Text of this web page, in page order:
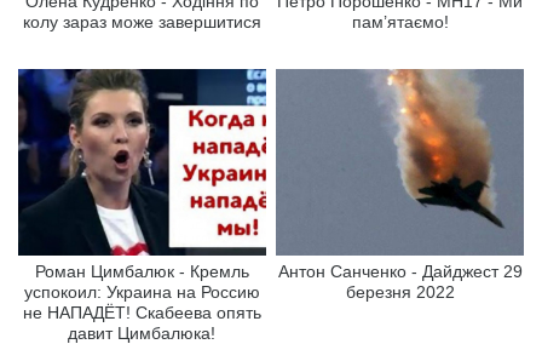
колу зараз може завершитися
пам’ятаємо!
Роман Цимбалюк - Кремль
успокоил: Украина на Россию
не НАПАДЁТ! Скабеева опять
давит Цимбалюка!
Антон Санченко - Дайджест 29
березня 2022